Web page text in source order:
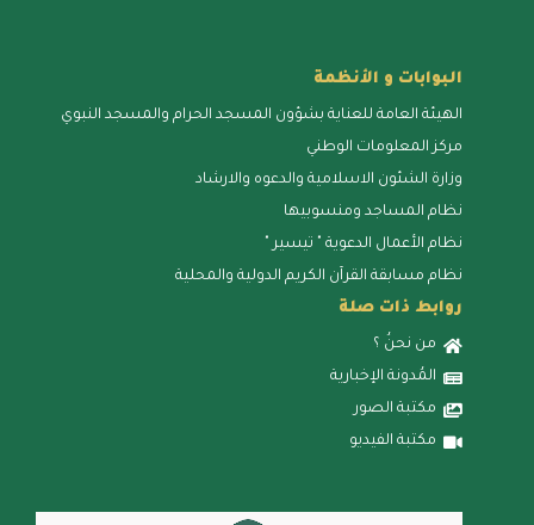
البوابات و الأنظمة
الهيئة العامة للعناية بشؤون المسجد الحرام والمسجد النبوي
مركز المعلومات الوطني
وزارة الشئون الاسلامية والدعوه والارشاد
نظام المساجد ومنسوبيها
نظام الأعمال الدعوية " تيسير "
نظام مسابقة القرآن الكريم الدولية والمحلية
روابط ذات صلة
من نحنُ ؟
المُدونة الإخبارية
مكتبة الصور
مكتبة الفيديو